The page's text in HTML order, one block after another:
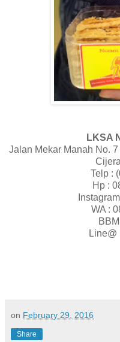
LKSA
Jalan Mekar Manah No.
Telp :
Hp :
WA :
on February 29, 2016
Share